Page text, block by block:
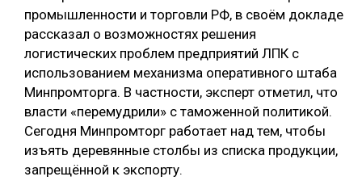
промышленности и торговли РФ, в своём докладе
рассказал о возможностях решения
логистических проблем предприятий ЛПК с
использованием механизма оперативного штаба
Минпромторга. В частности, эксперт отметил, что
власти «перемудрили» с таможенной политикой.
Сегодня Минпромторг работает над тем, чтобы
изъять деревянные столбы из списка продукции,
запрещённой к экспорту.